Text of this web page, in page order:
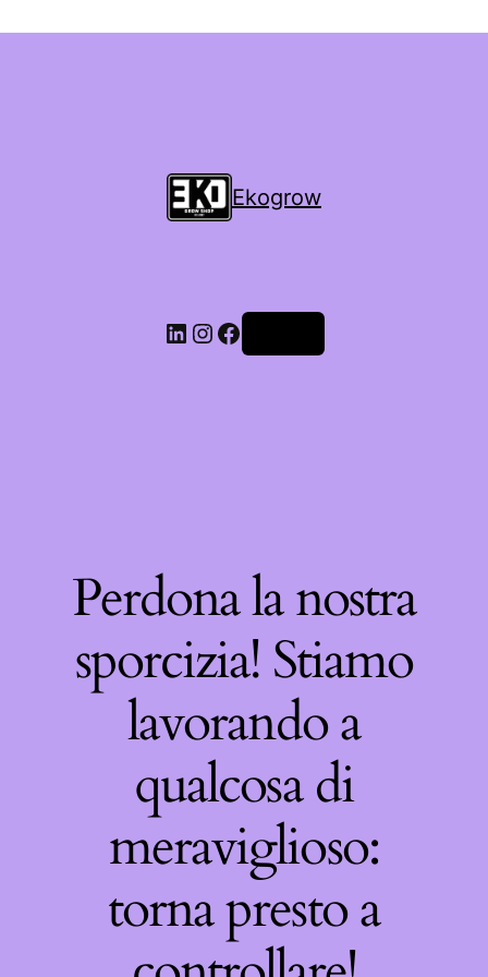
Ekogrow
Perdona la nostra
sporcizia! Stiamo
lavorando a
qualcosa di
meraviglioso:
torna presto a